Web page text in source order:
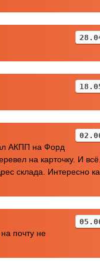
АКПП на Форд
на карточку. И
склада. Интересно
почту не